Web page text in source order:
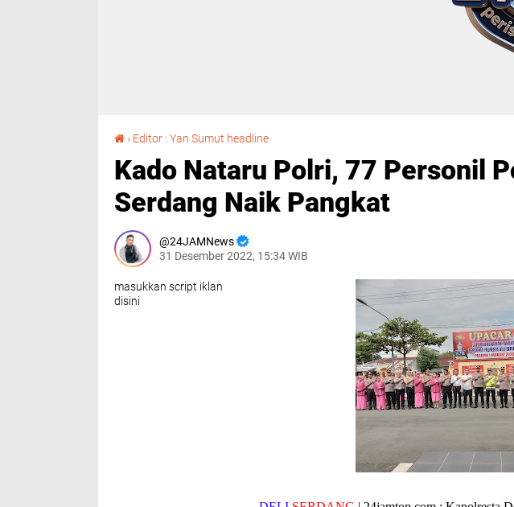
› Editor : Yan Sumut headline
Kado Nataru Polri, 77 Personil
Serdang Naik Pangkat
24JAMNews
31 Desember 2022, 15:34 WIB
masukkan script iklan
disini